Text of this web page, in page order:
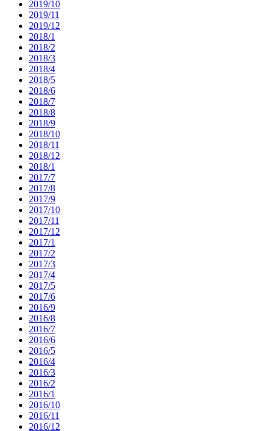
2019/10
2019/11
2019/12
2018/1
2018/2
2018/3
2018/4
2018/5
2018/6
2018/7
2018/8
2018/9
2018/10
2018/11
2018/12
2018/1
2017/7
2017/8
2017/9
2017/10
2017/11
2017/12
2017/1
2017/2
2017/3
2017/4
2017/5
2017/6
2016/9
2016/8
2016/7
2016/6
2016/5
2016/4
2016/3
2016/2
2016/1
2016/10
2016/11
2016/12